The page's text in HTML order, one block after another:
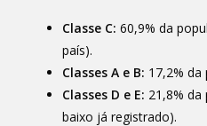
Classe C: 60,9% da
país).
Classes A e B: 17,2% da
Classes D e E: 21,8% da
baixo já registrado).